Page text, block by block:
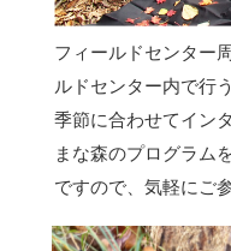
フィールドセンター
ルドセンター内で行
季節に合わせてイン
まな森のプログラム
ですので、気軽にご